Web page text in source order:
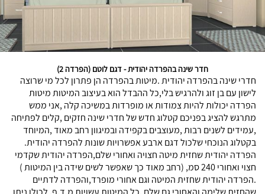
חדר שינה בהפרדה יהודית - דגם לוטם (הפרדה 2)
חדרי שינה בהפרדה יהודית .מיטות בהפרדה הן פתרון לכל מי שרוצה
לישון עם בן זוג ולהרגיש בלי,כל ההבדל הוא בעיצוב המיטות מיטות
הפרדה יכולות להיות צמודות או מופרדות במשיכה קלה ,אני ממש
מתרגש להציג בפניכם קטלוג חדש של חדרי שינה חזקים ,קלים לפתיחה
,עמידים לשנים רבות ,מעוצבים בקפידה ובמיגוון רחב מאוד ,המיוחד
בקטלוג הנוכחי שלכול דגם ארבע אפשרויות שונות להפרדה יהודית.
הפרדה יהודית שחזית מיטה חצויה ואחורי שלם,הפרדה יהודית שקדמי
חצוי ואחורי 240 סמ, (רחב מאוד כך שאפשר לשים שידה בין המיטות )
.הפרדה יהודית שחזית המיטה וגם אחורי מופרד,והפרדה לדתיים